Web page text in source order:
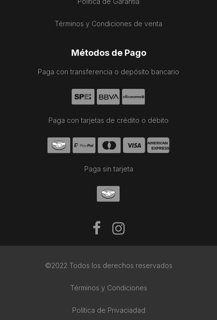
Términos y Condiciones de venta
Métodos de Pago
Paga con transferencia o depósito bancario
Paga con tarjetas de crédito o débito
Paga sin tarjeta
©2022 Todos los derechos reservados
Términos y Condiciones
Política de Privaciadad